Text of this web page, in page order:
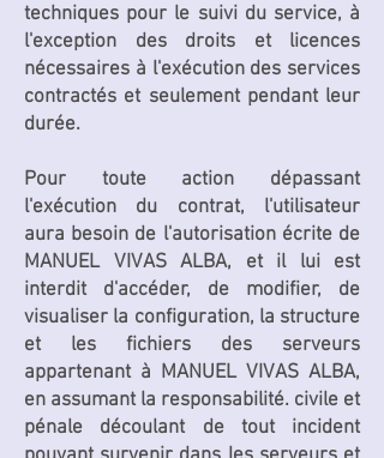
techniques pour le suivi du service, à
l'exception des droits et licences
nécessaires à l'exécution des services
contractés et seulement pendant leur
durée.
Pour toute action dépassant
l'exécution du contrat, l'utilisateur
aura besoin de l'autorisation écrite de
MANUEL VIVAS ALBA, et il lui est
interdit d'accéder, de modifier, de
visualiser la configuration, la structure
et les fichiers des serveurs
appartenant à MANUEL VIVAS ALBA,
en assumant la responsabilité. civile et
pénale découlant de tout incident